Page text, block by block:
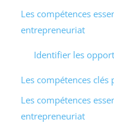
Les compétences
entrepreneuriat
Identifier les
Les compétences
Les compétences
entrepreneuriat